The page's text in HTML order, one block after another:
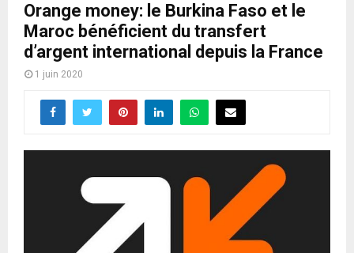
Orange money: le Burkina Faso et le
Maroc bénéficient du transfert
d’argent international depuis la France
1 juin 2020